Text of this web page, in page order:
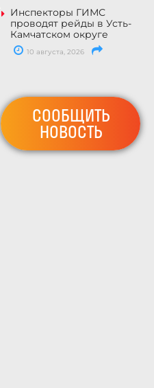
Инспекторы ГИМС
проводят рейды в Усть-
Камчатском округе
10 августа, 2026
СООБЩИТЬ
НОВОСТЬ